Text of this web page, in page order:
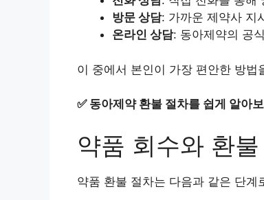
방문 상담: 가까운 제약사 지
온라인 상담: 동아제약의 공
이 중에서 본인이 가장 편안한 방법
✅ 동아제약 환불 절차를 쉽게 알아
약품 회수와 환
약품 환불 절차는 다음과 같은 단계